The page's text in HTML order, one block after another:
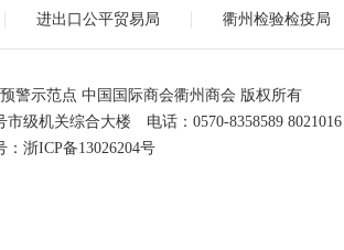
进出口公平贸易局 衢州检验检疫局
警示范点 中国国际商会衢州商会 版权所有
级机关综合大楼 电话：0570-8358589 8021016
： 浙ICP备13026204号